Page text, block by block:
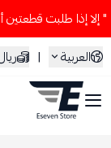
العربية
|
STORE